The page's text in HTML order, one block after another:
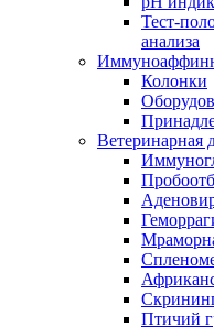
Тест-
анализа
Колонки
Ветеринарная
Птичий